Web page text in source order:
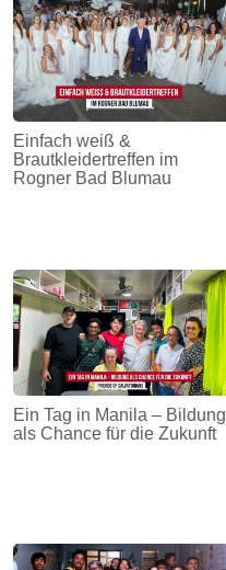
Einfach weiß &
Brautkleidertreffen im
Rogner Bad Blumau
Ein Tag in Manila – Bildung
als Chance für die Zukunft